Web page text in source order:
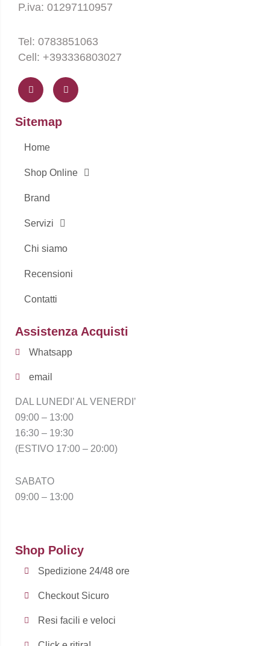
P.iva: 01297110957
Tel: 0783851063
Cell: +393336803027
a
c
e
b
o
-
f
n
s
t
a
Sitemap
Home
Shop Online
Brand
Servizi
Chi siamo
Recensioni
Contatti
Assistenza Acquisti
Whatsapp
email
DAL LUNEDI’ AL VENERDI’
09:00 – 13:00
16:30 – 19:30
(ESTIVO 17:00 – 20:00)
SABATO
09:00 – 13:00
Shop Policy
Spedizione 24/48 ore
Checkout Sicuro
Resi facili e veloci